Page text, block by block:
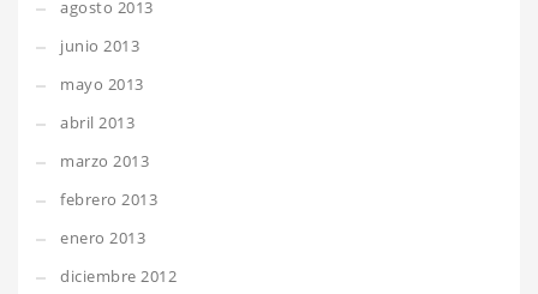
agosto 2013
junio 2013
mayo 2013
abril 2013
marzo 2013
febrero 2013
enero 2013
diciembre 2012